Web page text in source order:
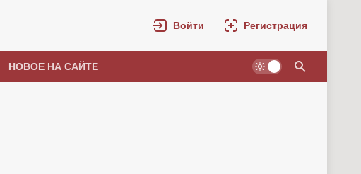
Войти Регистрация
НОВОЕ НА САЙТЕ